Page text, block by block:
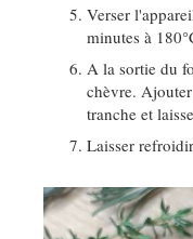
Verser
minutes à
A la sortie du
chèvre.
tranche et
Laisser